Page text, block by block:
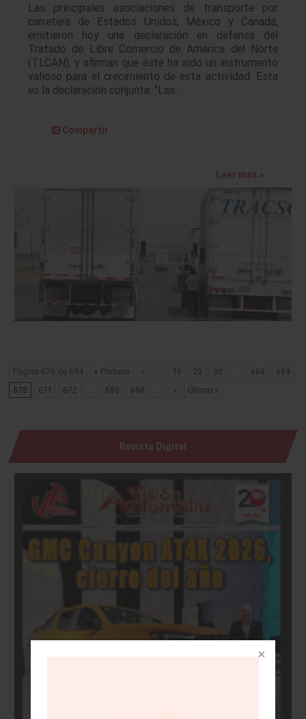
Las principales asociaciones de transporte por
carretera de Estados Unidos, México y Canadá,
emitieron hoy una declaración en defensa del
Tratado de Libre Comercio de América del Norte
(TLCAN), y afirman que éste ha sido un instrumento
valioso para el crecimiento de esta actividad. Esta
es la declaración conjunta: "Las…
Compartir
Leer más »
Página 670 de 694 « Primero « 10 20 30 668
669
670
671 672 680 690 » Último »
Revista Digital